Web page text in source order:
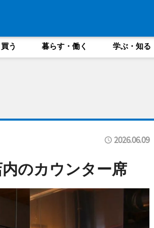
買う 暮らす・働く 学ぶ・知る
2026.06.09
のカウンター席